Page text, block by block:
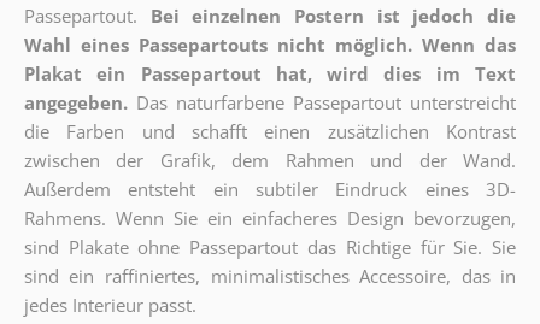
Passepartout.
Bei einzelnen Postern ist jedoch die
Wahl eines Passepartouts nicht möglich. Wenn das
Plakat ein Passepartout hat, wird dies im Text
angegeben. Das naturfarbene Passepartout unterstreicht
die Farben und schafft einen zusätzlichen Kontrast
zwischen der Grafik, dem Rahmen und der Wand.
Außerdem entsteht ein subtiler Eindruck eines 3D-
Rahmens. Wenn Sie ein einfacheres Design bevorzugen,
sind Plakate ohne Passepartout das Richtige für Sie. Sie
sind ein raffiniertes, minimalistisches Accessoire, das in
jedes Interieur passt.